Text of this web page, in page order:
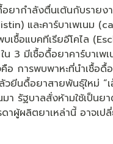
ยากำลังตื่นเต้นกับราย
และคาร์บาเพเนม
เชื้อแบคทีเรียอีโคไล
น 3 มีเชื้อดื้อยาคาร์บาเพเ
อ การพบพาหะที่นำเชื้
วยีนดื้อยาสายพันธุ์ใหม่
า รัฐบาลสั่งห้ามใช้เป็นย
ดาผู้ผลิตยาเหล่านี้ อาจเ